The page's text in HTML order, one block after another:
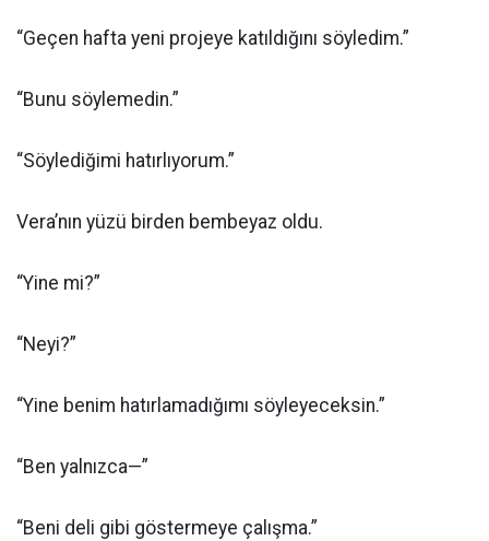
“Geçen hafta yeni projeye katıldığını söyledim.”
“Bunu söylemedin.”
“Söylediğimi hatırlıyorum.”
Vera’nın yüzü birden bembeyaz oldu.
“Yine mi?”
“Neyi?”
“Yine benim hatırlamadığımı söyleyeceksin.”
“Ben yalnızca—”
“Beni deli gibi göstermeye çalışma.”